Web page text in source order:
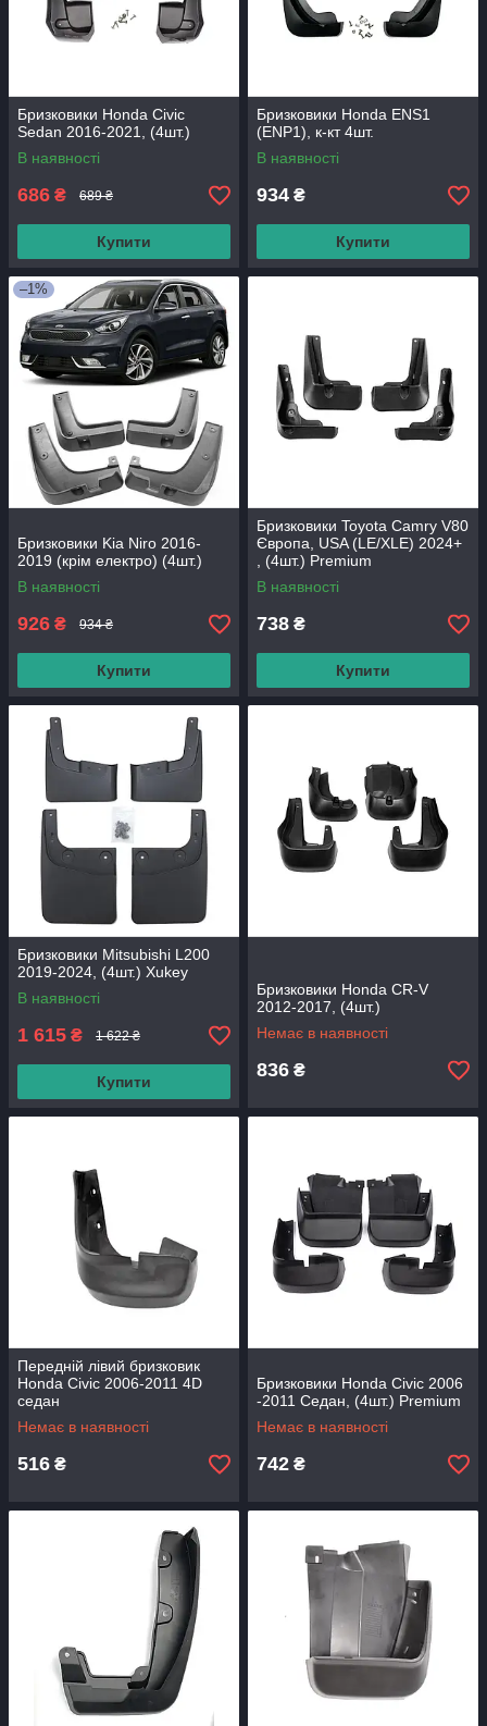
Бризковики Honda Civic
Sedan 2016-2021, (4шт.)
В наявності
686 ₴ 689 ₴
Купити
Бризковики Honda ENS1
(ENP1)⁩, к-кт 4шт.
В наявності
934 ₴
Купити
–1%
Бризковики Kia Niro 2016-
2019 (крім електро) (4шт.)
В наявності
926 ₴ 934 ₴
Купити
Бризковики Toyota Camry V80
Європа, USA (LE/XLE) 2024+
, (4шт.) Premium
В наявності
738 ₴
Купити
Бризковики Mitsubishi L200
2019-2024, (4шт.) Xukey
В наявності
1 615 ₴ 1 622 ₴
Купити
Бризковики Honda CR-V
2012-2017, (4шт.)
Немає в наявності
836 ₴
Передній лівий бризковик
Honda Civic 2006-2011 4D
седан
Немає в наявності
516 ₴
Бризковики Honda Civic 2006
-2011 Седан, (4шт.) Premium
Немає в наявності
742 ₴